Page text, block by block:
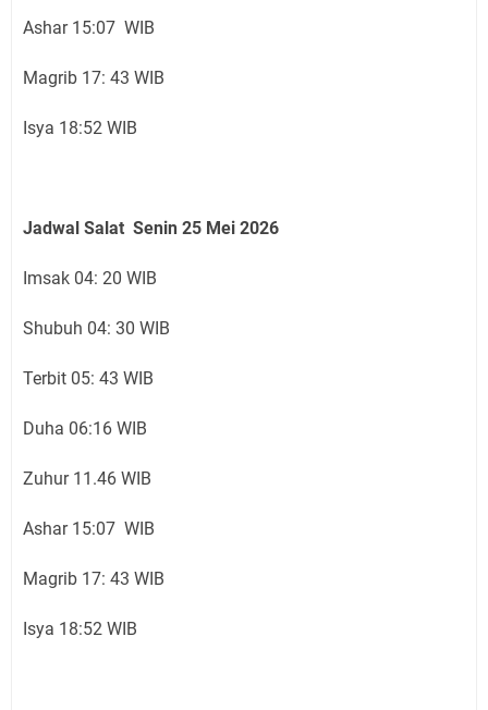
Ashar 15:07 WIB
Magrib 17: 43 WIB
Isya 18:52 WIB
Jadwal Salat Senin 25 Mei 2026
Imsak 04: 20 WIB
Shubuh 04: 30 WIB
Terbit 05: 43 WIB
Duha 06:16 WIB
Zuhur 11.46 WIB
Ashar 15:07 WIB
Magrib 17: 43 WIB
Isya 18:52 WIB